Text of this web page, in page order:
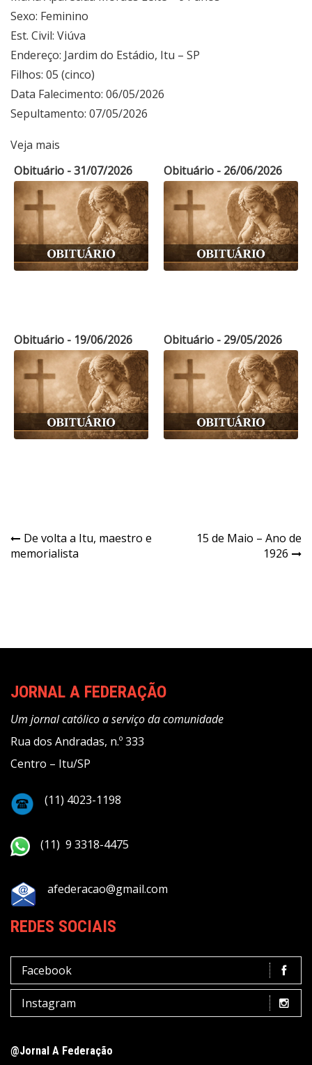
Sexo: Feminino
Est. Civil: Viúva
Endereço: Jardim do Estádio, Itu – SP
Filhos: 05 (cinco)
Data Falecimento: 06/05/2026
Sepultamento: 07/05/2026
Veja mais
Obituário - 31/07/2026
Obituário - 26/06/2026
Obituário - 19/06/2026 Obituário - 29/05/2026
Navegação
de
De volta a Itu, maestro e
memorialista
15 de Maio – Ano de
1926
JORNAL A FEDERAÇÃO
Um jornal católico a serviço da comunidade
Rua dos Andradas, n.º 333
Centro – Itu/SP
(11) 4023-1198
(11) 9 3318-4475
afederacao@gmail.com
REDES SOCIAIS
Facebook
Instagram
@Jornal A Federação